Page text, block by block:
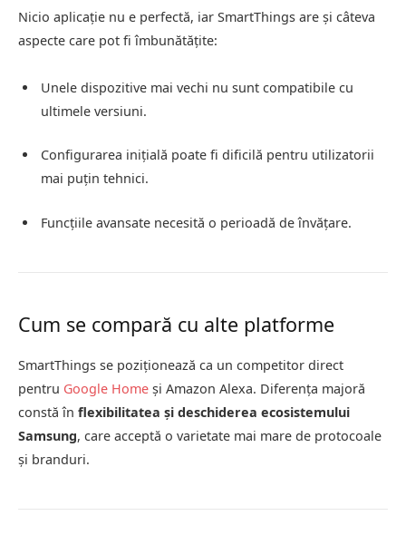
Nicio aplicație nu e perfectă, iar SmartThings are și câteva
aspecte care pot fi îmbunătățite:
Unele dispozitive mai vechi nu sunt compatibile cu
ultimele versiuni.
Configurarea inițială poate fi dificilă pentru utilizatorii
mai puțin tehnici.
Funcțiile avansate necesită o perioadă de învățare.
Cum se compară cu alte platforme
SmartThings se poziționează ca un competitor direct
pentru Google Home și Amazon Alexa. Diferența majoră
constă în flexibilitatea și deschiderea ecosistemului
Samsung, care acceptă o varietate mai mare de protocoale
și branduri.